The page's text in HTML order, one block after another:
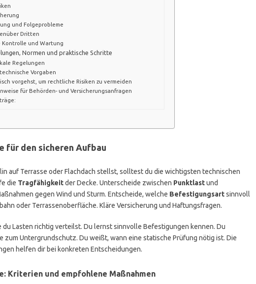
und Folgeprobleme
Dritten
Kontrolle und Wartung
Normen und praktische Schritte
Regelungen
Vorgaben
vorgehst, um rechtliche Risiken zu vermeiden
für Behörden- und Versicherungsanfragen
für den sicheren Aufbau
auf Terrasse oder Flachdach stellst, solltest du die wichtigsten technischen
die Tragfähigkeitder Decke. Unterscheide zwischen Punktlastund
gegen Wind und Sturm. Entscheide, welche Befestigungsartsinnvoll
oder Terrassenoberfläche. Kläre Versicherung und Haftungsfragen.
du Lasten richtig verteilst. Du lernst sinnvolle Befestigungen kennen. Du
zum Untergrundschutz. Du weißt, wann eine statische Prüfung nötig ist. Die
helfen dir bei konkreten Entscheidungen.
Kriterien und empfohlene Maßnahmen